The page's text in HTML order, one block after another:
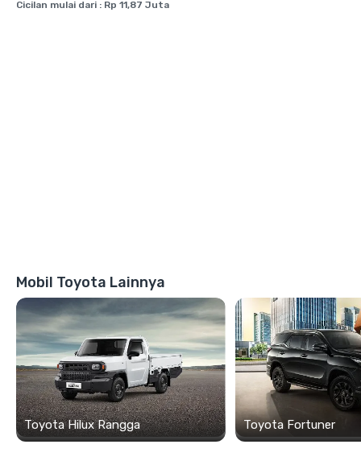
Cicilan mulai dari : Rp 11,87 Juta
Mobil Toyota Lainnya
Toyota Hilux Rangga Toyota Fortuner